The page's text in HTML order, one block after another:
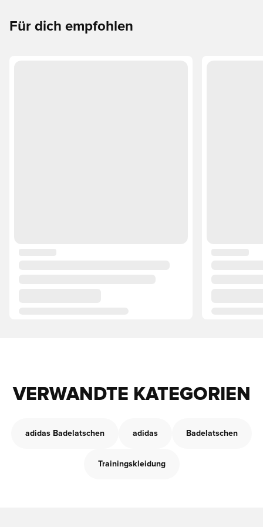
Für dich empfohlen
VERWANDTE KATEGORIEN
adidas Badelatschen adidas Badelatschen
Trainingskleidung